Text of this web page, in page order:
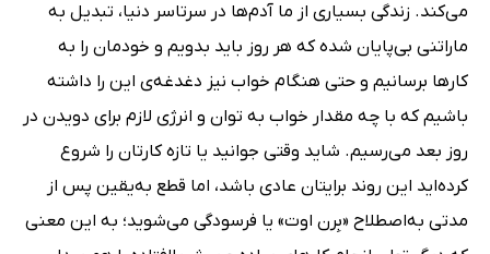
می‌کند. زندگی بسیاری از ما آدم‌ها در سرتاسر دنیا، تبدیل به
ماراتنی بی‌پایان شده که هر روز باید بدویم و خودمان را به
کارها برسانیم و حتی هنگام خواب نیز دغدغه‌ی این را داشته
باشیم که با چه مقدار خواب به توان و انرژی لازم برای دویدن در
روز بعد می‌رسیم. شاید وقتی جوانید یا تازه کارتان را شروع
کرده‌اید این روند برایتان عادی باشد، اما قطع به‌یقین پس از
مدتی به‌اصطلاح «بِرن اوت» یا فرسودگی می‌شوید؛ به این معنی